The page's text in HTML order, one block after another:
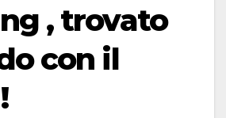
, trovato
con il